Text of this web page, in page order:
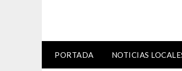
PORTADA NOTICIAS